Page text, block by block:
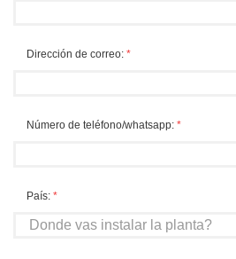
Dirección de correo: *
Número de teléfono/whatsapp: *
País: *